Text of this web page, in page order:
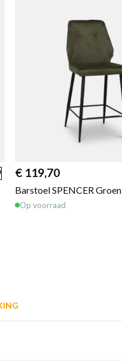
€ 119,70
Barstoel SPENCER Groen
Op voorraad